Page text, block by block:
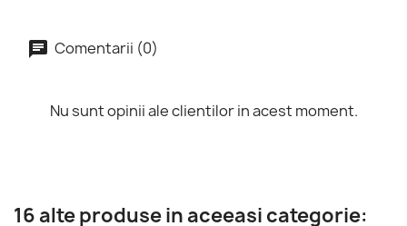
Comentarii (0)
Nu sunt opinii ale clientilor in acest moment.
16 alte produse in aceeasi categorie: